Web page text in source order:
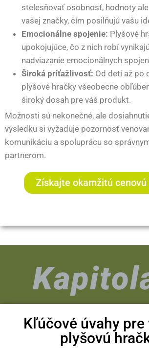
stelesňovať osobnosť, hodnoty
vašej značky, čím posilňujú vašu
Emocionálne spojenie: Plyšové
upokojujúce, čo z nich robí
nadviazanie emocionálnych
Široká príťažlivosť: Od detí až po
plyšové hračky všeobecne
široký dosah pre váš produkt.
Možnosti sú nekonečné, ale
výsledku si vyžaduje pozornosť
komunikáciu a spoluprácu so
partnerom.
Získajte okamžitú cenovú
Kľúčové úvahy pre
plyšovú